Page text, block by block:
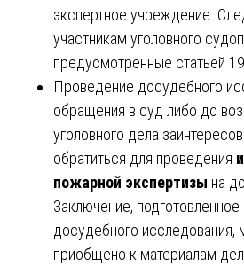
экспертное учреждение.
участникам уголовного
предусмотренные статьей
Проведение досудебного
обращения в суд либо до
уголовного дела
обратиться для проведения
пожарной экспертизы на
Заключение, подготовленное
досудебного исследования,
приобщено к материалам